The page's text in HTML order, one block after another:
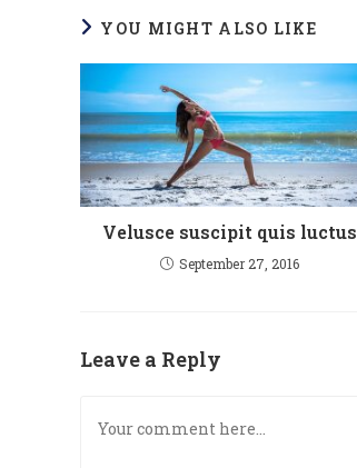
YOU MIGHT ALSO LIKE
Velusce suscipit quis luctus
September 27, 2016
Leave a Reply